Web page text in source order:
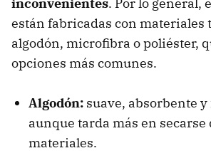
están fabricadas con materiales
algodón, microfibra o poliéster,
opciones más comunes.
Algodón: suave, absorbente
aunque tarda más en secarse
materiales.